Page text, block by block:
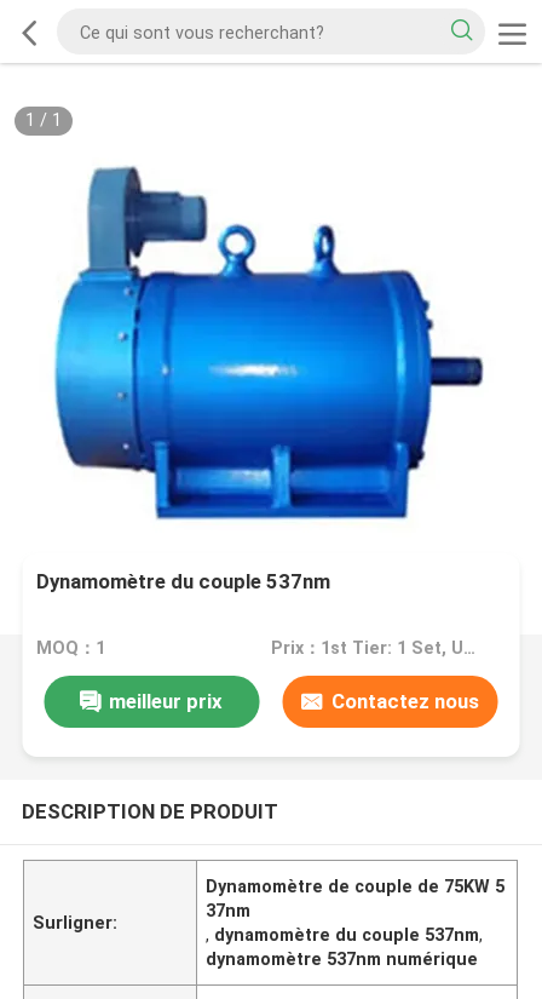
1 / 1
Dynamomètre du couple 537nm
MOQ：1 Prix：1st Tier: 1 Set, Unit Price USD 3.00 2nd Tier: 2-5 Sets, Unit Price USD 2.00 3rd Tier: Over 5 Sets, Unit Price USD 1.00
meilleur prix Contactez nous
DESCRIPTION DE PRODUIT
Surligner:
Dynamomètre de couple de 75KW 5
37nm
, dynamomètre du couple 537nm,
dynamomètre 537nm numérique